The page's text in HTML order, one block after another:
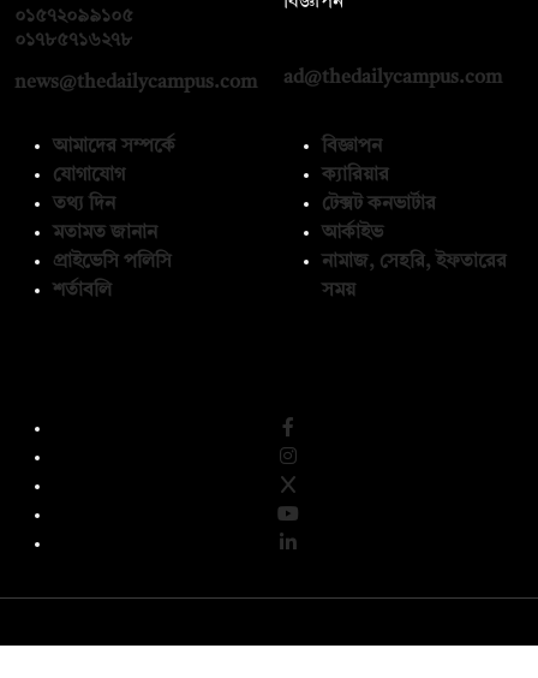
০১৫৭২০৯৯১০৫
০১৭৮৫৭১৬২৭৮
news@thedailycampus.com ad@thedailycampus.com
আমাদের সম্পর্কে
যোগাযোগ
তথ্য দিন
মতামত জানান
প্রাইভেসি পলিসি
শর্তাবলি
বিজ্ঞাপন
ক্যারিয়ার
টেক্সট কনভার্টার
আর্কাইভ
নামাজ, সেহরি, ইফতারের
সময়